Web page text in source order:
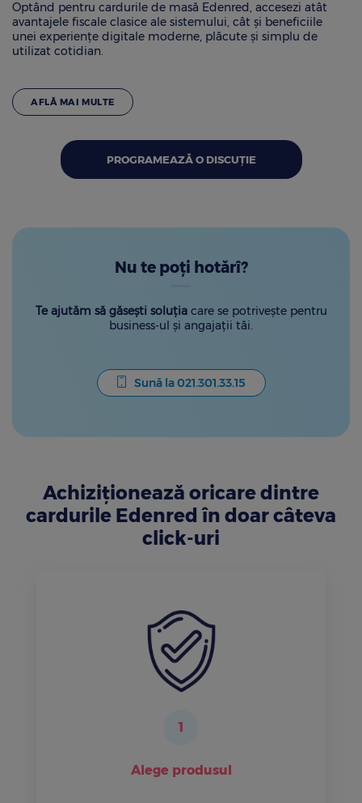
Optând pentru cardurile de masă Edenred, accesezi atât
avantajele fiscale clasice ale sistemului, cât și beneficiile
unei experiențe digitale moderne, plăcute și simplu de
utilizat cotidian.
AFLĂ MAI MULTE
PROGRAMEAZĂ O DISCUȚIE
Nu te poți hotărî?
Te ajutăm să găsești soluțiacare se potrivește pentru
business-ul și angajații tăi.
Sună la 021.301.33.15
Achiziționează oricare dintre
cardurile Edenred în doar câteva
click-uri
1
Alege produsul